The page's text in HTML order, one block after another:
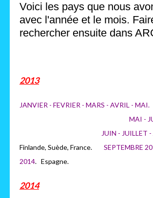
Voici les pays que nous
avec l'année et le mois.
rechercher ensuite dans
2013
JANVIER - FEVRIER - MARS - AVRIL - MAI.
MAI -
JUIN - JUILLET
Finlande, Suède, France. SEPTEMBRE
2014. Espagne.
2014